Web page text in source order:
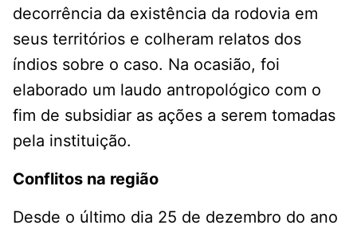
decorrência da existência da rodovia em
seus territórios e colheram relatos dos
índios sobre o caso. Na ocasião, foi
elaborado um laudo antropológico com o
fim de subsidiar as ações a serem tomadas
pela instituição.
Conflitos na região
Desde o último dia 25 de dezembro do ano